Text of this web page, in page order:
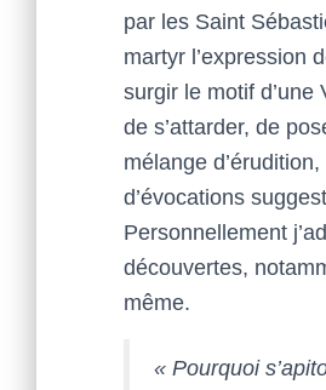
par les Saint
martyr l’expression
surgir le motif
de s’attarder, de
mélange
d’évocations
Personnellement
découvertes,
même.
« Pourquoi